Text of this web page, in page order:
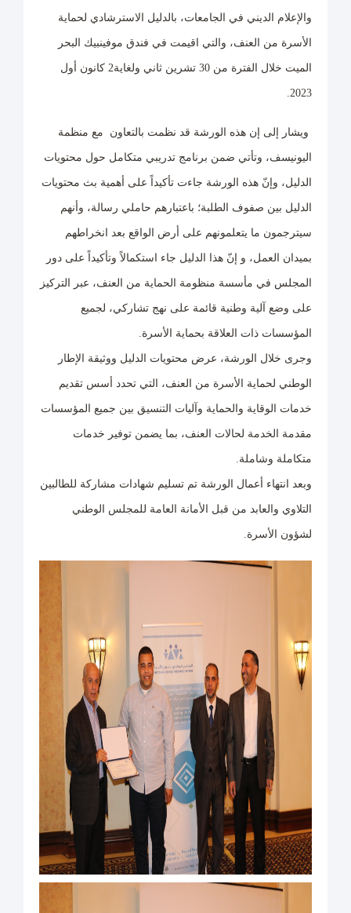
والإعلام الديني في الجامعات، بالدليل الاسترشادي لحماية
الأسرة من العنف، والتي اقيمت في فندق موفينبيك البحر
الميت خلال الفترة من 30 تشرين ثاني ولغاية2 كانون أول
2023.
ويشار إلى إن هذه الورشة قد نظمت بالتعاون مع منظمة
اليونيسف، وتأتي ضمن برنامج تدريبي متكامل حول محتويات
الدليل، وإنّ هذه الورشة جاءت تأكيداً على أهمية بث محتويات
الدليل بين صفوف الطلبة؛ باعتبارهم حاملي رسالة، وأنهم
سيترجمون ما يتعلمونهم على أرض الواقع بعد انخراطهم
بميدان العمل، و إنّ هذا الدليل جاء استكمالاً وتأكيداً على دور
المجلس في مأسسة منظومة الحماية من العنف، عبر التركيز
على وضع آلية وطنية قائمة على نهج تشاركي، لجميع
المؤسسات ذات العلاقة بحماية الأسرة.
وجرى خلال الورشة، عرض محتويات الدليل ووثيقة الإطار
الوطني لحماية الأسرة من العنف، التي تحدد أسس تقديم
خدمات الوقاية والحماية وآليات التنسيق بين جميع المؤسسات
مقدمة الخدمة لحالات العنف، بما يضمن توفير خدمات
متكاملة وشاملة.
وبعد انتهاء أعمال الورشة تم تسليم شهادات مشاركة للطالبين
التلاوي والعابد من قبل الأمانة العامة للمجلس الوطني
لشؤون الأسرة.